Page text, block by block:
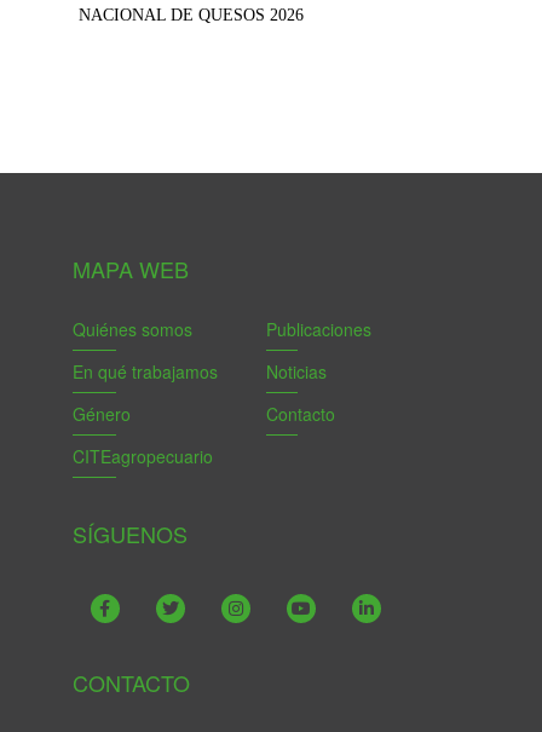
NACIONAL DE QUESOS 2026
MAPA WEB
Quiénes somos
En qué trabajamos
Género
CITEagropecuario
Publicaciones
Noticias
Contacto
SÍGUENOS
CONTACTO